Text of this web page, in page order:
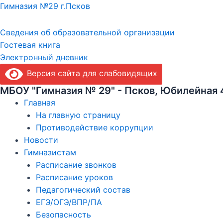
Гимназия №29 г.Псков
Сведения об образовательной организации
Гостевая книга
Электронный дневник
Версия сайта для слабовидящих
МБОУ "Гимназия № 29" - Псков, Юбилейная
Главная
На главную страницу
Противодействие коррупции
Новости
Гимназистам
Расписание звонков
Расписание уроков
Педагогический состав
ЕГЭ/ОГЭ/ВПР/ПА
Безопасность